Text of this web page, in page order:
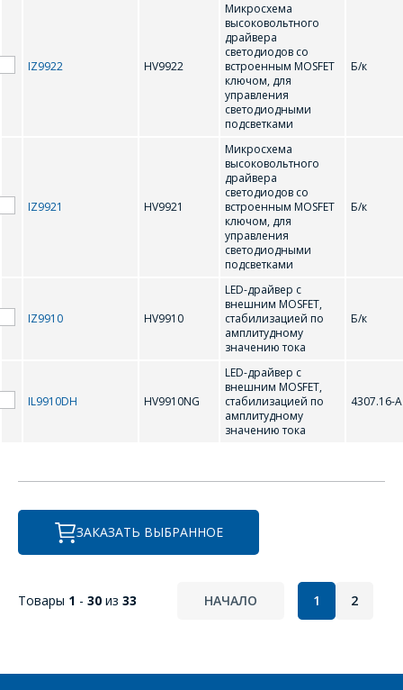
IZ9922 HV9922
Микросхема
высоковольтного
драйвера
светодиодов со
встроенным MOSFET
ключом, для
управления
светодиодными
подсветками
Б/к
IZ9921 HV9921
Микросхема
высоковольтного
драйвера
светодиодов со
встроенным MOSFET
ключом, для
управления
светодиодными
подсветками
Б/к
IZ9910 HV9910
LED-драйвер с
внешним MOSFET,
стабилизацией по
амплитудному
значению тока
Б/к
IL9910DH HV9910NG
LED-драйвер с
внешним MOSFET,
стабилизацией по
амплитудному
значению тока
4307.16-А
ЗАКАЗАТЬ ВЫБРАННОЕ
Товары 1 - 30 из 33 НАЧАЛО 1 2
- обязательные
ОТПРАВИТЬ
- обязательные